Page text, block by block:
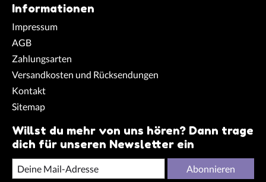
Informationen
Impressum
AGB
Zahlungsarten
Versandkosten und Rücksendungen
Kontakt
Sitemap
Willst du mehr von uns hören? Dann trage
dich für unseren Newsletter ein
Abonnieren